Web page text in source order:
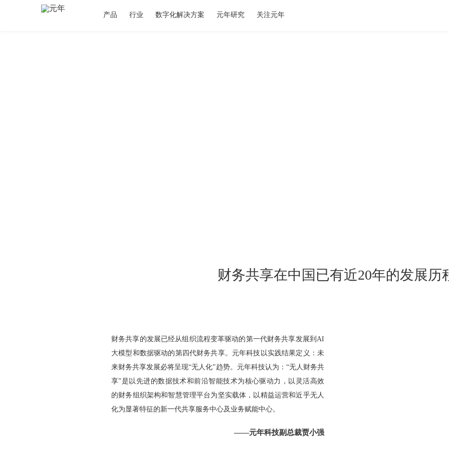
产品 行业 数字化解决方案 元年研究 关注元年
财务共享在中国已有近20年的发展历
财务共享的发展已经从组织流程变革驱动的第一代财务共享发展到AI
大模型和数据驱动的第四代财务共享。元年科技以实践结果定义：未
来财务共享发展必将呈现“无人化”趋势。元年科技认为：“无人财务共
享”是以先进的数据技术和前沿智能技术为核心驱动力，以灵活高效
的财务组织架构和智慧管理平台为坚实载体，以精益运营和近乎无人
化为显著特征的新一代共享服务中心及业务赋能中心。
——元年科技副总裁贾小强